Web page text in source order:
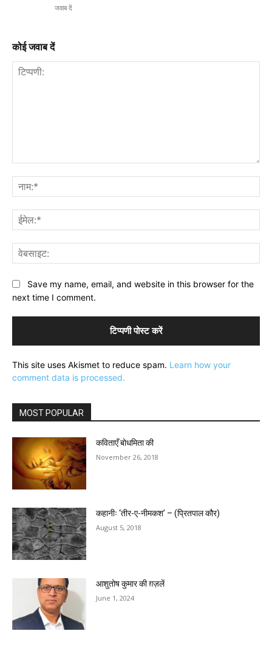
जवाब दें
कोई जवाब दें
Save my name, email, and website in this browser for the
next time I comment.
This site uses Akismet to reduce spam. Learn how your
comment data is processed.
MOST POPULAR
कविताएँ बोधमिता की
November 26, 2018
कहानीः ‘तीर-ए-नीमकश’ – (प्रितपाल कौर)
August 5, 2018
आशुतोष कुमार की ग़ज़लें
June 1, 2024